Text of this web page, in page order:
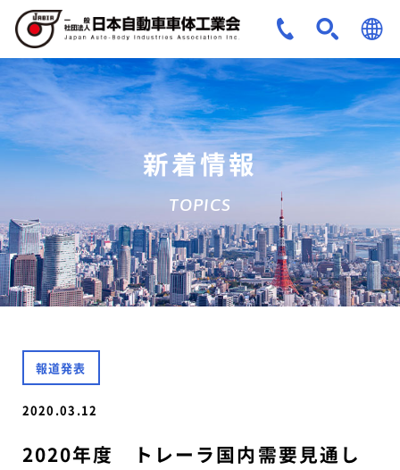
JPN
ENG
新着情報
TOPICS
報道発表
2020.03.12
2020年度 トレーラ国内需要見通し